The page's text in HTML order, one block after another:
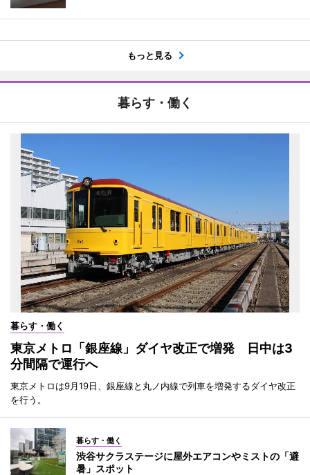
もっと見る
暮らす・働く
暮らす・働く
東京メトロ「銀座線」ダイヤ改正で増発 日中は3
分間隔で運行へ
東京メトロは9月19日、銀座線と丸ノ内線で列車を増発するダイヤ改正
を行う。
暮らす・働く
渋谷サクラステージに屋外エアコンやミストの「避
暑」スポット